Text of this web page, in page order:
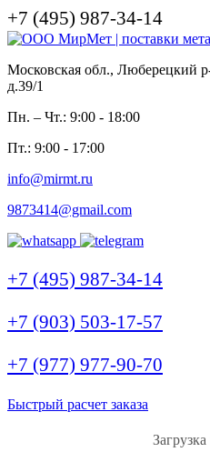
+7 (495) 987-34-14
Московская обл., Люберецкий
д.39/1
Пн. – Чт.: 9:00 - 18:00
Пт.: 9:00 - 17:00
info@mirmt.ru
9873414@gmail.com
+7 (495) 987-34-14
+7 (903) 503-17-57
+7 (977) 977-90-70
Быстрый расчет заказа